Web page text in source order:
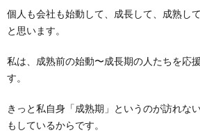
個人も会社も始動して、成長して、成熟し
と思います。
私は、成熟前の始動〜成長期の人たちを応
す。
きっと私自身「成熟期」というのが訪れな
もしているからです。